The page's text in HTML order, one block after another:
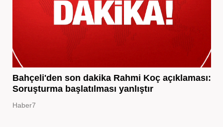
Bahçeli'den son dakika Rahmi Koç açıklaması:
Soruşturma başlatılması yanlıştır
Haber7